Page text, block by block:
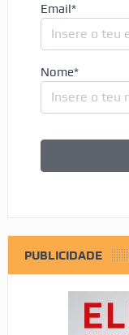
Email*
Nome*
PUBLICIDADE